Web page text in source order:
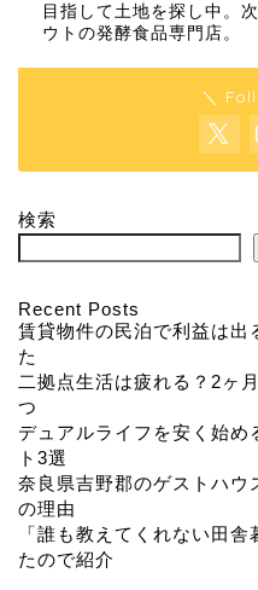
目指して土地を探し中。
ウトの発酵食品専門店。
＼
検索
Recent Posts
賃貸物件の民泊で利益は出
た
二拠点生活は疲れる？2ヶ
つ
デュアルライフを安く始め
ト3選
奈良県吉野郡のゲストハウ
の理由
「誰も教えてくれない田
たので紹介